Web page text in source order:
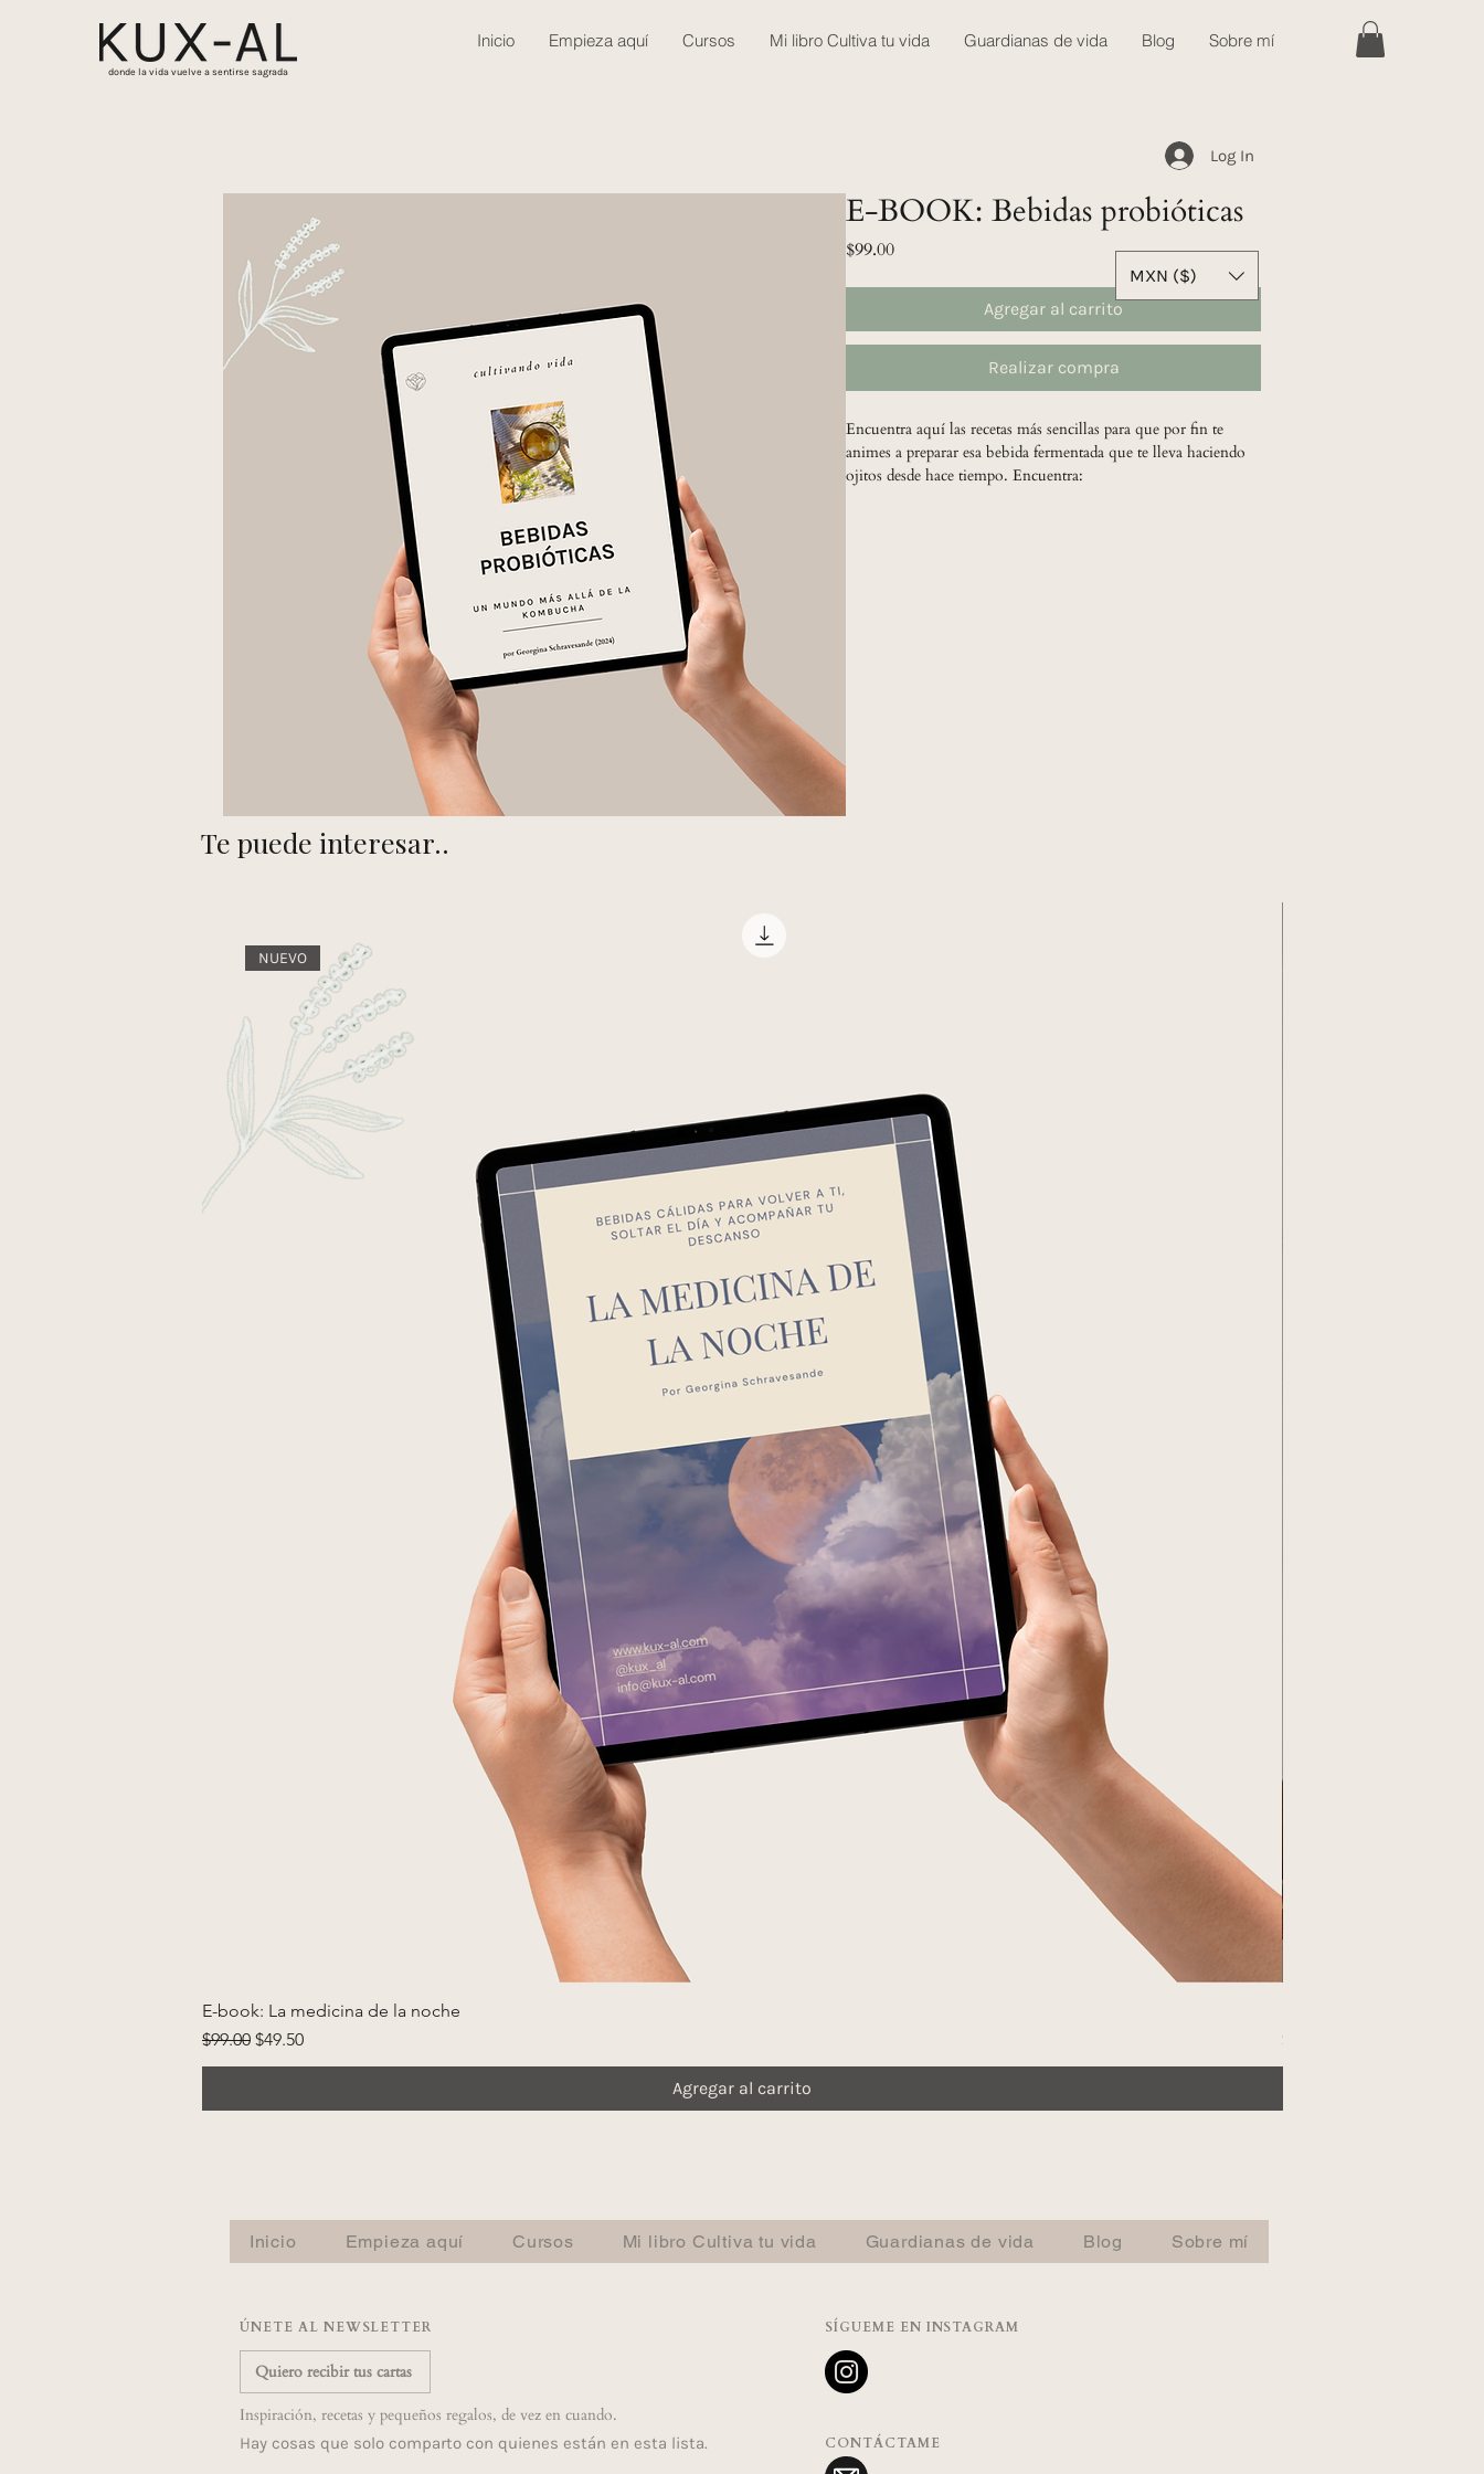
donde la vida vuelve a sentirse sagrada
Inicio Empieza aquí Cursos Mi libro Cultiva tu vida Guardianas de vida Blog Sobre mí
Log In
E-BOOK: Bebidas probióticas
$99.00Precio
Agregar al carrito
Realizar compra
Encuentra aquí las recetas más sencillas para que por fin te
animes a preparar esa bebida fermentada que te lleva haciendo
ojitos desde hace tiempo. Encuentra:
MXN ($)
Te puede interesar..
NUEVO
E-book: La medicina de la noche
Precio
$99.00 Precio de oferta
$49.50
Agregar al carrito
Precio
$0.00
Inicio Empieza aquí Cursos Mi libro Cultiva tu vida Guardianas de vida Blog Sobre mí
ÚNETE AL NEWSLETTER
Quiero recibir tus cartas
SÍGUEME EN INSTAGRAM
Inspiración, recetas y pequeños regalos, de vez en cuando.
Hay cosas que solo comparto con quienes están en esta lista. CONTÁCTAME